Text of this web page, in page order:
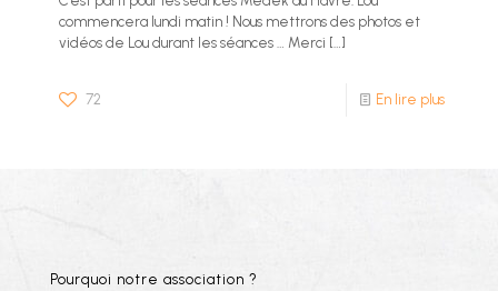
commencera lundi matin ! Nous mettrons des photos et
vidéos de Lou durant les séances … Merci […]
72 En lire plus
Pourquoi notre association ?